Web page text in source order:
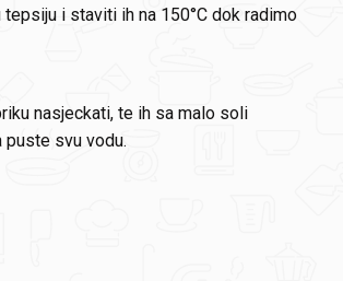
i staviti ih na 150°C dok radimo
nasjeckati, te ih sa malo soli
svu vodu.